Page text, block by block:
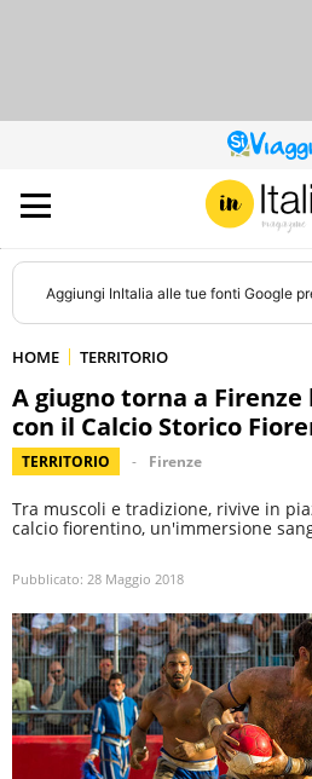
SITO
DI
Aggiungi InItalia alle tue fonti Google
HOME TERRITORIO
A giugno torna a
con il Calcio Storico
TERRITORIO Firenze
Tra muscoli e tradizione, rivive in
calcio fiorentino, un'immersione
Pubblicato: 28 Maggio 2018